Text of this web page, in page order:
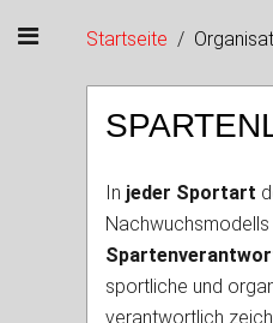
Startseite
In jeder Sportart
sportliche und
verantwortlich